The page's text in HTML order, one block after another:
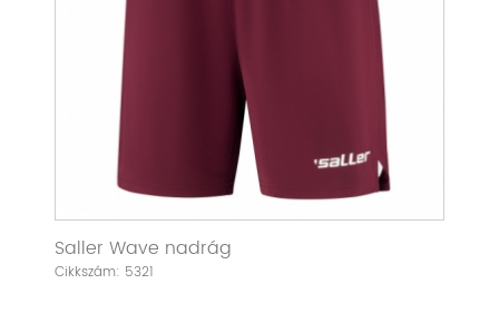
Saller Wave nadrág
Cikkszám: 5321